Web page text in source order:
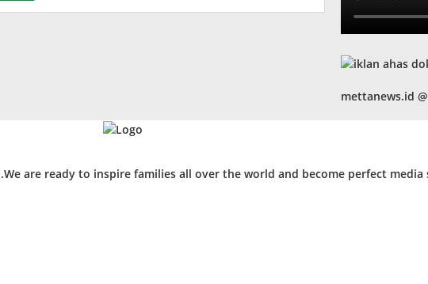
mettanews.id
are ready to inspire families all over the world and become perfect